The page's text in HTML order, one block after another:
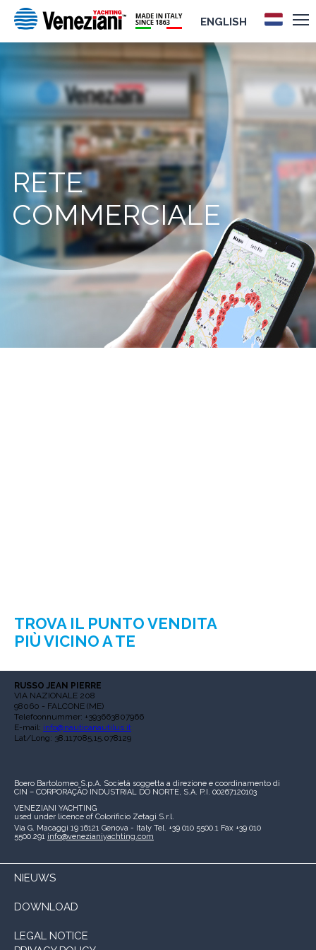
ENGLISH
RETE
COMMERCIALE
TROVA IL PUNTO VENDITA
PIÙ VICINO A TE
RUSSO JEAN PIERRE
VIA NAZIONALE 208
98060 - FALCONE (ME)
Telefoonnummer: +393663807966
E-mail: info@nauticanautilus.it
Lat/Long: 38.117085,15.078129
Boero Bartolomeo S.p.A. Società soggetta a direzione e coordinamento di
CIN – CORPORAÇÃO INDUSTRIAL DO NORTE, S.A. P.I. 00267120103
VENEZIANI YACHTING
used under licence of Colorificio Zetagi S.r.l.
Via G. Macaggi 19 16121 Genova - Italy Tel. +39 010 5500.1 Fax +39 010
5500.291 info@venezianiyachting.com
NIEUWS
DOWNLOAD
LEGAL NOTICE